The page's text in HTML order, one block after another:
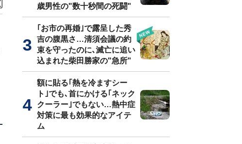
歳男性の"数十秒間の死闘"
｢お市の再婚｣で露呈した秀
吉の腹黒さ…清須会議の約
束を守ったのに､滅亡に追い
込まれた柴田勝家の"急所"
額に貼る｢熱を冷ますシー
ト｣でも､首にかける｢ネック
クーラー｣でもない…熱中症
対策に最も効果的なアイテ
ム